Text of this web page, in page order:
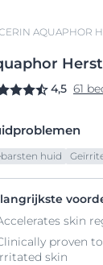
AQUAPHOR
4,5 61
huid
skin
proven
skin